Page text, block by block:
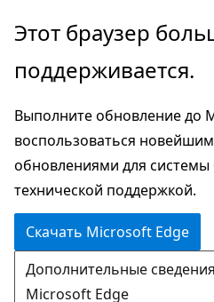
Пропустить
перейти
основному
содержимому
Этот браузер
поддерживается.
Выполните обновление до
воспользоваться
обновлениями для системы
технической поддержкой.
Скачать Microsoft Edge
Дополнительные
Microsoft Edge